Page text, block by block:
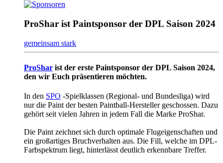
ProShar ist Paintsponsor der DPL Saison 2024
gemeinsam stark
ProShar ist der erste Paintsponsor der DPL Saison 2024,
den wir Euch präsentieren möchten.
In den SPO -Spielklassen (Regional- und Bundesliga) wird
nur die Paint der besten Paintball-Hersteller geschossen. Dazu
gehört seit vielen Jahren in jedem Fall die Marke ProShar.
Die Paint zeichnet sich durch optimale Flugeigenschaften und
ein großartiges Bruchverhalten aus. Die Fill, welche im DPL-
Farbspektrum liegt, hinterlässt deutlich erkennbare Treffer.